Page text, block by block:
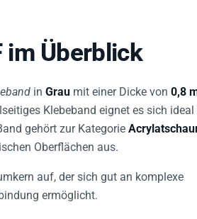
im Überblick
in Grau mit einer Dicke von 0,8
Klebeband eignet es sich ideal
gehört zur Kategorie
Oberflächen aus.
auf, der sich gut an komplexe
ermöglicht.